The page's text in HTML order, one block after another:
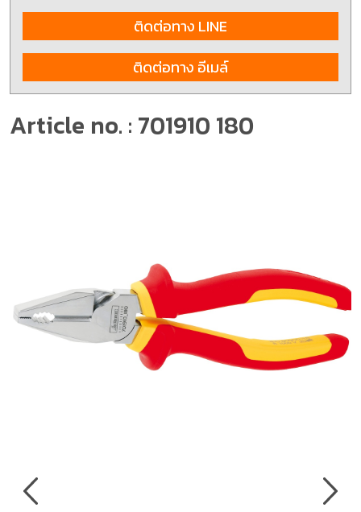
Article no. : 701910 180
ติดต่อทาง LINE
ติดต่อทาง อีเมล์